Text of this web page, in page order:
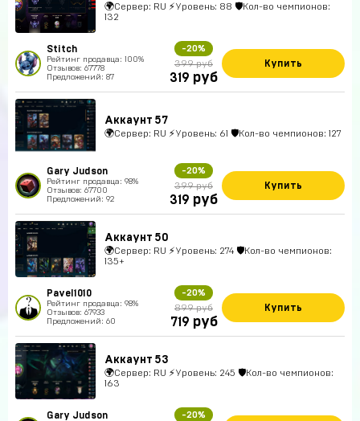
🌍Сервер: RU ⚡Уровень: 88 🛡Кол-во чемпионов:
132
Stitch
Рейтинг продавца: 100%
Отзывов: 67778
Предложений: 87
-20%
399 руб
319 руб
Купить
Аккаунт 57
🌍Сервер: RU ⚡Уровень: 61 🛡Кол-во чемпионов: 127
Gary Judson
Рейтинг продавца: 98%
Отзывов: 67700
Предложений: 92
-20%
399 руб
319 руб
Купить
Аккаунт 50
🌍Сервер: RU ⚡Уровень: 274 🛡Кол-во чемпионов:
135+
Pavel1010
Рейтинг продавца: 98%
Отзывов: 67933
Предложений: 60
-20%
899 руб
719 руб
Купить
Аккаунт 53
🌍Сервер: RU ⚡Уровень: 245 🛡Кол-во чемпионов:
163
Gary Judson -20%